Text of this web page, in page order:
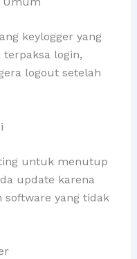
keylogger yang
login,
logout setelah
untuk menutup
update karena
software yang tidak